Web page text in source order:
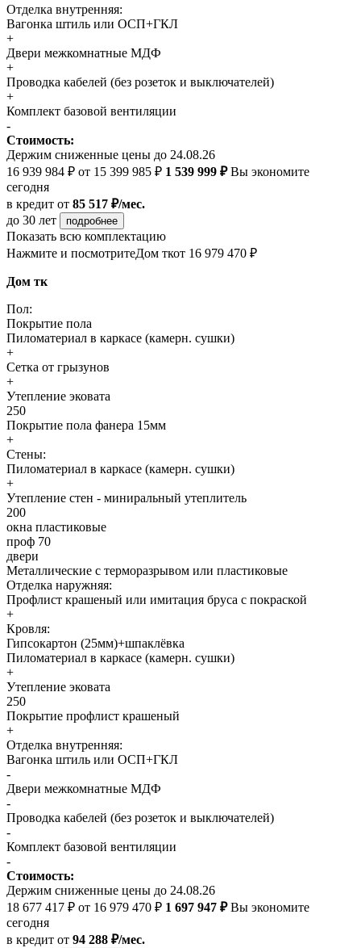
Отделка внутренняя:
Вагонка штиль или ОСП+ГКЛ
+
Двери межкомнатные МДФ
+
Проводка кабелей (без розеток и выключателей)
+
Комплект базовой вентиляции
-
Стоимость:
Держим сниженные цены до 24.08.26
16 939 984 ₽ от 15 399 985 ₽ 1 539 999 ₽Вы экономите
сегодня
в кредит от 85 517 ₽/мес.
до 30 лет
подробнее
Показать всю комплектацию
Нажмите и посмотритеДом ткот 16 979 470 ₽
Дом тк
Пол:
Покрытие пола
Пиломатериал в каркасе (камерн. сушки)
+
Сетка от грызунов
+
Утепление эковата
250
Покрытие пола фанера 15мм
+
Стены:
Пиломатериал в каркасе (камерн. сушки)
+
Утепление стен - миниральный утеплитель
200
окна пластиковые
проф 70
двери
Металлические с терморазрывом или пластиковые
Отделка наружняя:
Профлист крашеный или имитация бруса с покраской
+
Кровля:
Гипсокартон (25мм)+шпаклёвка
Пиломатериал в каркасе (камерн. сушки)
+
Утепление эковата
250
Покрытие профлист крашеный
+
Отделка внутренняя:
Вагонка штиль или ОСП+ГКЛ
-
Двери межкомнатные МДФ
-
Проводка кабелей (без розеток и выключателей)
-
Комплект базовой вентиляции
-
Стоимость:
Держим сниженные цены до 24.08.26
18 677 417 ₽ от 16 979 470 ₽ 1 697 947 ₽Вы экономите
сегодня
в кредит от 94 288 ₽/мес.